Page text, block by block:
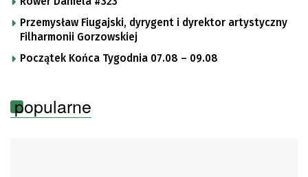
Przemysław Fiugajski, dyrygent i dyrektor artystyczny
Filharmonii Gorzowskiej
Początek Końca Tygodnia 07.08 – 09.08
popularne